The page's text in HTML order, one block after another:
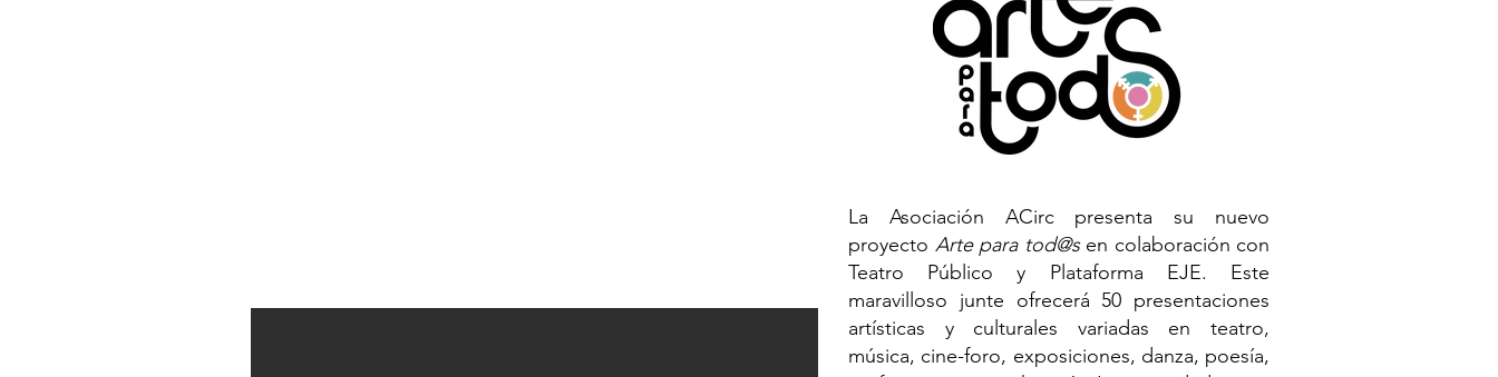
La Asociación ACirc presenta su nuevo
proyecto Arte para tod@sen colaboración con
Teatro Público y Plataforma EJE. Este
maravilloso junte ofrecerá 50 presentaciones
artísticas y culturales variadas en teatro,
música, cine-foro, exposiciones, danza, poesía,